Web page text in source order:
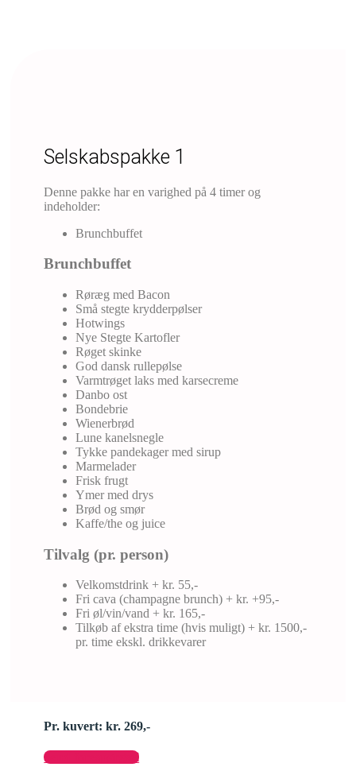
Selskabspakke 1
Denne pakke har en varighed på 4 timer og
indeholder:
Brunchbuffet
Brunchbuffet
Røræg med Bacon
Små stegte krydderpølser
Hotwings
Nye Stegte Kartofler
Røget skinke
God dansk rullepølse
Varmtrøget laks med karsecreme
Danbo ost
Bondebrie
Wienerbrød
Lune kanelsnegle
Tykke pandekager med sirup
Marmelader
Frisk frugt
Ymer med drys
Brød og smør
Kaffe/the og juice
Tilvalg (pr. person)
Velkomstdrink + kr. 55,-
Fri cava (champagne brunch) + kr. +95,-
Fri øl/vin/vand + kr. 165,-
Tilkøb af ekstra time (hvis muligt) + kr. 1500,-
pr. time ekskl. drikkevarer
Pr. kuvert: kr. 269,-
Send forespørgsel